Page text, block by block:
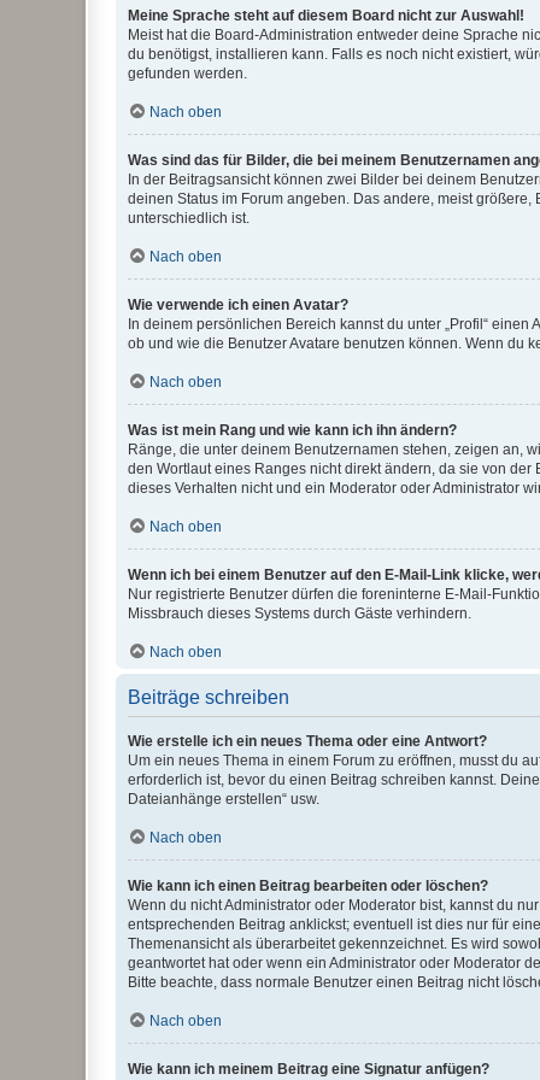
Meine Sprache steht auf diesem Board nicht zur Auswahl!
Meist hat die Board-Administration entweder deine Sprache
du benötigst, installieren kann. Falls es noch nicht existiert,
gefunden werden.
Nach oben
Was sind das für Bilder, die bei meinem Benutzernamen
In der Beitragsansicht können zwei Bilder bei deinem
deinen Status im Forum angeben. Das andere, meist
unterschiedlich ist.
Nach oben
Wie verwende ich einen Avatar?
In deinem persönlichen Bereich kannst du unter „Profil“
ob und wie die Benutzer Avatare benutzen können. Wenn du
Nach oben
Was ist mein Rang und wie kann ich ihn ändern?
Ränge, die unter deinem Benutzernamen stehen, zeigen an,
den Wortlaut eines Ranges nicht direkt ändern, da sie von
dieses Verhalten nicht und ein Moderator oder Administrator
Nach oben
Wenn ich bei einem Benutzer auf den E-Mail-Link klicke,
Nur registrierte Benutzer dürfen die foreninterne E-Mail-
Missbrauch dieses Systems durch Gäste verhindern.
Nach oben
Beiträge schreiben
Wie erstelle ich ein neues Thema oder eine Antwort?
Um ein neues Thema in einem Forum zu eröffnen, musst du
erforderlich ist, bevor du einen Beitrag schreiben kannst.
Dateianhänge erstellen“ usw.
Nach oben
Wie kann ich einen Beitrag bearbeiten oder löschen?
Wenn du nicht Administrator oder Moderator bist, kannst du
entsprechenden Beitrag anklickst; eventuell ist dies nur für
Themenansicht als überarbeitet gekennzeichnet. Es wird
geantwortet hat oder wenn ein Administrator oder Moderator
Bitte beachte, dass normale Benutzer einen Beitrag nicht
Nach oben
Wie kann ich meinem Beitrag eine Signatur anfügen?